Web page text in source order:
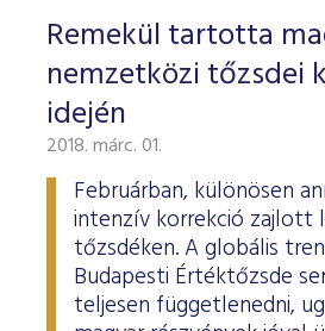
Remekül tartotta
nemzetközi tőzsdei
idején
2018. márc. 01.
Februárban, különösen
intenzív korrekció zajlott
tőzsdéken. A globális
Budapesti Értéktőzsde
teljesen függetlenedni,